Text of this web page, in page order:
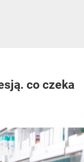
co czeka